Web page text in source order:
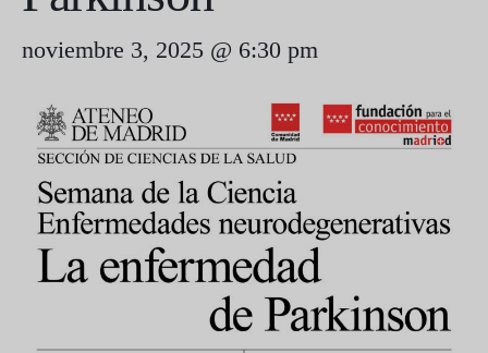
noviembre 3, 2025 @ 6:30 pm